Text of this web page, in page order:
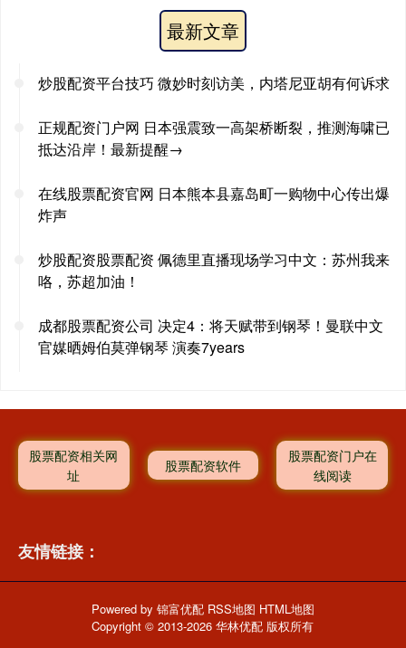
最新文章
炒股配资平台技巧 微妙时刻访美，内塔尼亚胡有何诉求
正规配资门户网 日本强震致一高架桥断裂，推测海啸已
抵达沿岸！最新提醒→
在线股票配资官网 日本熊本县嘉岛町一购物中心传出爆
炸声
炒股配资股票配资 佩德里直播现场学习中文：苏州我来
咯，苏超加油！
成都股票配资公司 决定4：将天赋带到钢琴！曼联中文
官媒晒姆伯莫弹钢琴 演奏7years
股票配资相关网
址
股票配资软件
股票配资门户在
线阅读
友情链接：
Powered by 锦富优配 RSS地图 HTML地图
Copyright© 2013-2026 华林优配 版权所有